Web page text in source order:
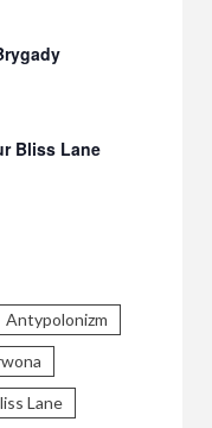
Bliss Lane
Antypolonizm
Lane